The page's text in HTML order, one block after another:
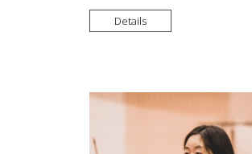
Details